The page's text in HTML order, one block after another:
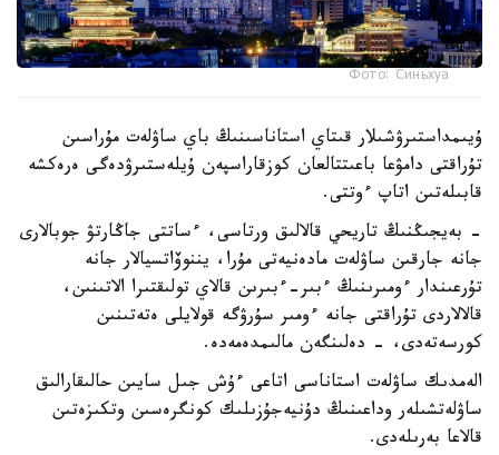
Фото: Синьхуа
ۇيىمداستىرۋشىلار قىتاي استاناسىنىڭ باي ساۋلەت مۇراسىن
تۇراقتى دامۋعا باعىتتالعان كوزقاراسپەن ۇيلەستىرۋدەگى ەرەكشە
قابىلەتىن اتاپ ءوتتى.
- بەيجىڭنىڭ تاريحي قالالىق ورتاسى، ءساتتى جاڭارتۋ جوبالارى
جانە جارقىن ساۋلەت مادەنيەتى مۇرا، يننوۆاتسيالار جانە
تۇرعىندار ءومىرىنىڭ ءبىر-ءبىرىن قالاي تولىقتىرا الاتىنىن،
قالالاردى تۇراقتى جانە ءومىر سۇرۋگە قولايلى ەتەتىنىن
كورسەتەدى، - دەلىنگەن مالىمدەمەدە.
الەمدىك ساۋلەت استاناسى اتاعى ءۇش جىل سايىن حالىقارالىق
ساۋلەتشىلەر وداعىنىڭ دۇنيەجۇزىلىك كونگرەسىن وتكىزەتىن
قالاعا بەرىلەدى.